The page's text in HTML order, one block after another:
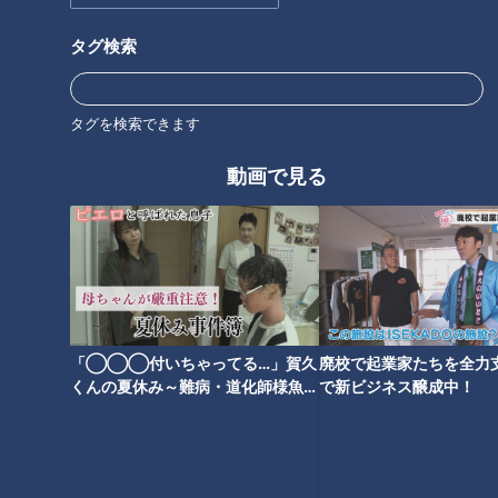
タグ検索
タグを検索できます
動画で見る
「◯◯◯付いちゃってる…」賀久
くんの夏休み～難病・道化師様魚鱗
廃校で起業家たちを全力
で新ビジネス醸成中！
オススメ関連コンテンツ
3時間待ちでも並びたい！雨で
も大行列ができる東海地方最新
スポット
石丸幹二「すごい痩せました
ね！」…世界一楽なスクワッ
ト！？ダイエットのスペシャリ
ストに学ぶ「無理なくやせる方
法」